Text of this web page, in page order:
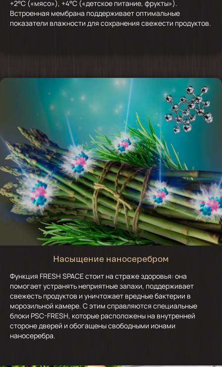
+2°С («мясо»), +4°С («детское питание, фрукты»).
Встроенная мембрана поддерживает оптимальные
показатели влажности для сохранения свежести продуктов.
Насыщение наносеребром
Функция FRESH SPACE стоит на страже здоровья: она
помогает устранять неприятные запахи, поддерживает
свежесть продуктов и уничтожает вредные бактерии в
морозильной камере. С этим справляются специальные
блоки PSC-FRESH, которые расположены на внутренней
стороне дверей и обогащены свободными ионами
наносеребра.